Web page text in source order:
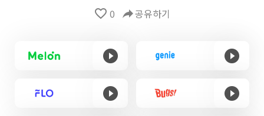
favorite_border 0 reply공유하기